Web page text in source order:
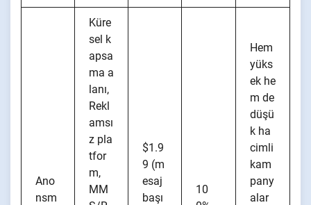
Ano
nsm
Küre
sel k
apsa
ma a
lanı,
Rekl
amsı
z pla
tfor
m,
MM
$1.9
9 (m
esaj
başı
10
Hem
yüks
ek he
m de
düşü
k ha
cimli
kam
pany
alar